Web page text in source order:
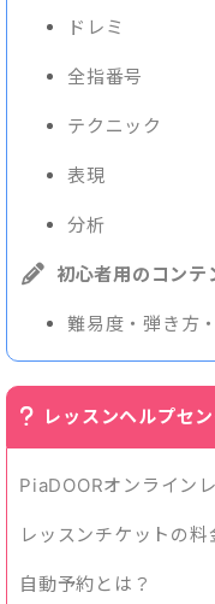
ドレミ
全指番号
テクニック
表現
分析
初心者用のコンテ
難易度・弾き方
レッスンヘルプセ
PiaDOORオンライン
レッスンチケットの料
自動予約とは？